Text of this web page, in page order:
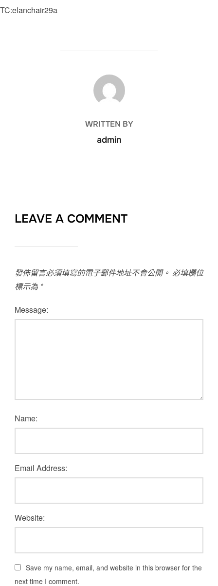
TC:elanchair29a
POST AUTHOR
WRITTEN BY
admin
LEAVE A COMMENT
發佈留言必須填寫的電子郵件地址不會公開。 必填欄位
標示為 *
Message:
Name:
Email Address:
Website:
Save my name, email, and website in this browser for the
next time I comment.